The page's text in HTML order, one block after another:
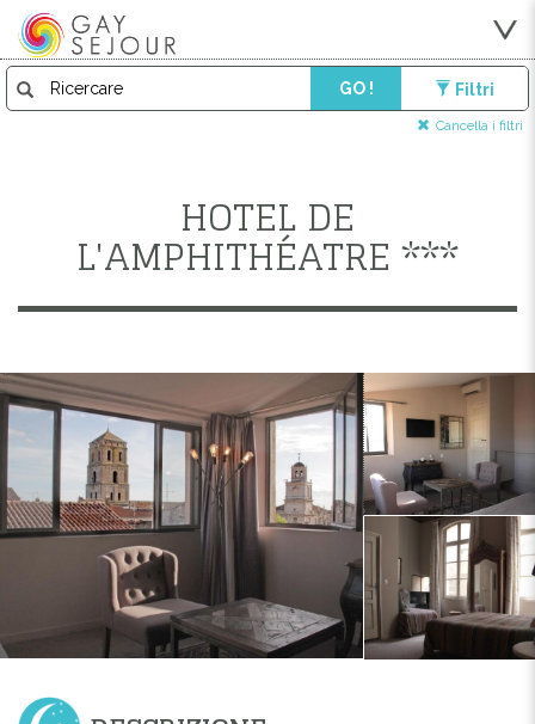
GO ! Filtri
Cancella i filtri
HOTEL DE
L'AMPHITHÉATRE ***